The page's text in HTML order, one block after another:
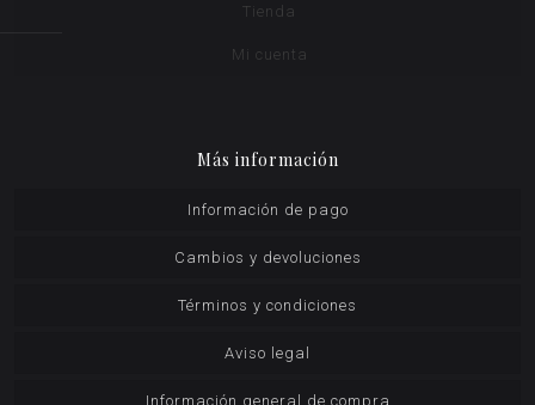
Tienda
Mi cuenta
Más información
Información de pago
Cambios y devoluciones
Términos y condiciones
Aviso legal
Información general de compra